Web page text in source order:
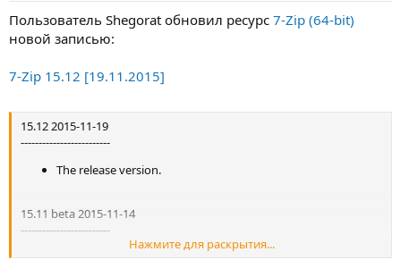
Пользователь Shegorat обновил ресурс 7-Zip (64-bit)
новой записью:
7-Zip 15.12 [19.11.2015]
15.12 2015-11-19
-------------------------
The release version.
15.11 beta 2015-11-14
-------------------------
Some bugs were fixed.
Нажмите для раскрытия...